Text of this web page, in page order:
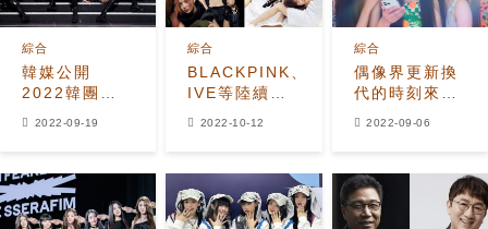
韓媒公開
2022韓團歌
數，(G)I-
DLE奪冠
綜合
2022-09-19
BLACKPINK、
IVE等陸續進
表
綜合
2022-10-12
偶像界更新換
代的時刻來
綜合
2022-09-06